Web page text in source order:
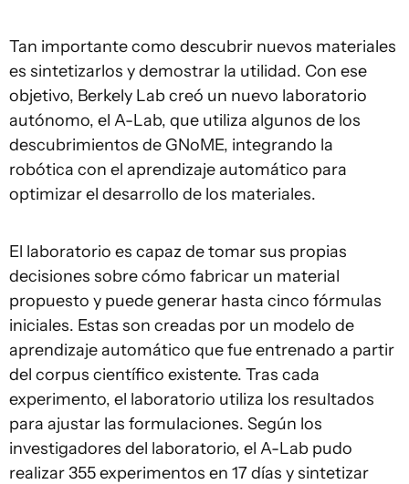
Tan importante como descubrir nuevos materiales
es sintetizarlos y demostrar la utilidad. Con ese
objetivo, Berkely Lab creó un nuevo laboratorio
autónomo, el A-Lab, que utiliza algunos de los
descubrimientos de GNoME, integrando la
robótica con el aprendizaje automático para
optimizar el desarrollo de los materiales.
El laboratorio es capaz de tomar sus propias
decisiones sobre cómo fabricar un material
propuesto y puede generar hasta cinco fórmulas
iniciales. Estas son creadas por un modelo de
aprendizaje automático que fue entrenado a partir
del corpus científico existente. Tras cada
experimento, el laboratorio utiliza los resultados
para ajustar las formulaciones. Según los
investigadores del laboratorio, el A-Lab pudo
realizar 355 experimentos en 17 días y sintetizar